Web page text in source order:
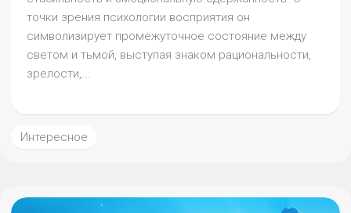
точки зрения психологии восприятия он
символизирует промежуточное состояние между
светом и тьмой, выступая знаком рациональности,
зрелости,...
Интересное